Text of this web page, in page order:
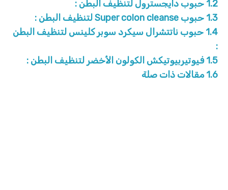
1.2 حبوب دايجسترول لتنظيف البطن :
1.3 حبوب Super colon cleanse لتنظيف البطن :
1.4 حبوب ناتتشرال سيكرد سوبر كلينس لتنظيف البطن
:
1.5 فيوتيربيوتيكش الكولون الأخضر لتنظيف البطن :
1.6 مقالات ذات صلة